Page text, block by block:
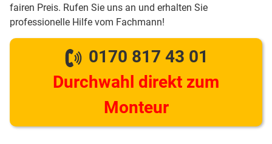
fairen Preis. Rufen Sie uns an und erhalten Sie
professionelle Hilfe vom Fachmann!
0170 817 43 01
Durchwahl direkt zum
Monteur